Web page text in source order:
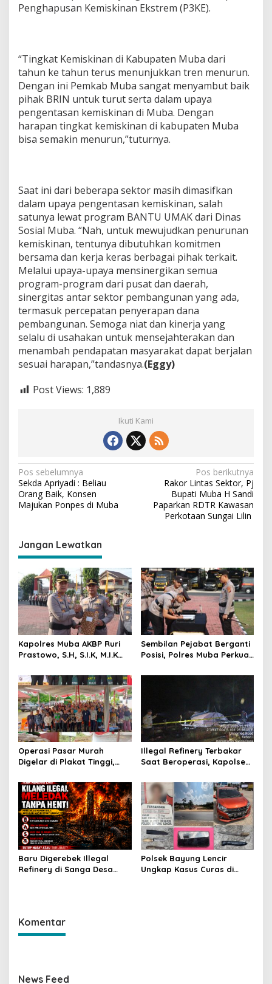
Penghapusan Kemiskinan Ekstrem (P3KE).
“Tingkat Kemiskinan di Kabupaten Muba dari
tahun ke tahun terus menunjukkan tren menurun.
Dengan ini Pemkab Muba sangat menyambut baik
pihak BRIN untuk turut serta dalam upaya
pengentasan kemiskinan di Muba. Dengan
harapan tingkat kemiskinan di kabupaten Muba
bisa semakin menurun,”tuturnya.
Saat ini dari beberapa sektor masih dimasifkan
dalam upaya pengentasan kemiskinan, salah
satunya lewat program BANTU UMAK dari Dinas
Sosial Muba. “Nah, untuk mewujudkan penurunan
kemiskinan, tentunya dibutuhkan komitmen
bersama dan kerja keras berbagai pihak terkait.
Melalui upaya-upaya mensinergikan semua
program-program dari pusat dan daerah,
sinergitas antar sektor pembangunan yang ada,
termasuk percepatan penyerapan dana
pembangunan. Semoga niat dan kinerja yang
selalu di usahakan untuk mensejahterakan dan
menambah pendapatan masyarakat dapat berjalan
sesuai harapan,”tandasnya.(Eggy)
Post Views: 1,889
Ikuti Kami
N
a
v
g
a
s
i
p
o
s
Pos sebelumnya
Sekda Apriyadi : Beliau
Orang Baik, Konsen
Majukan Ponpes di Muba
Pos berikutnya
Rakor Lintas Sektor, Pj
Bupati Muba H Sandi
Paparkan RDTR Kawasan
Perkotaan Sungai Lilin
Jangan Lewatkan
Kapolres Muba AKBP Ruri
Prastowo, S.H, S.I.K, M.I.K
kepada 64 Personel
Berprestasi
Sembilan Pejabat Berganti
Posisi, Polres Muba Perkuat
Presisi
Operasi Pasar Murah
Digelar di Plakat Tinggi,
Subsidi untuk Ringankan
Beban Warga
Illegal Refinery Terbakar
Saat Beroperasi, Kapolsek
Penindakan dan
Pencegahan Terus
Dilakukan
Baru Digerebek Illegal
Refinery di Sanga Desa
Polsek Bayung Lencir
Ungkap Kasus Curas di
Komentar
News Feed